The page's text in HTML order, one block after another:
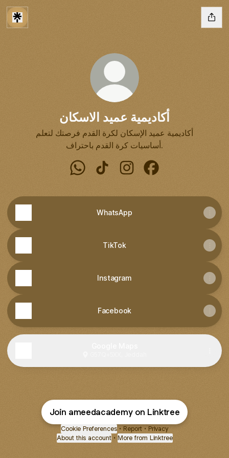
أكاديمية عميد الاسكان
أكاديمية عميد الإسكان لكرة القدم فرصتك لتعلم
أساسيات كرة القدم باحتراف.
WhatsApp
TikTok
Instagram
Facebook
Join ameedacademy on Linktree
Cookie Preferences • Report • Privacy
About this account • More from Linktree